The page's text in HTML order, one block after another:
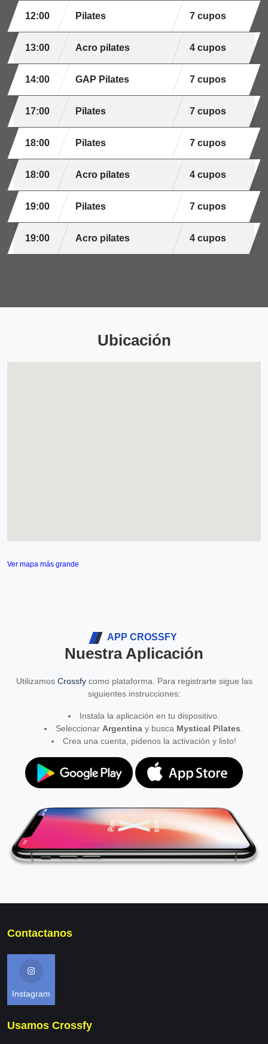
12:00 Pilates 7 cupos
13:00 Acro pilates 4 cupos
14:00 GAP Pilates 7 cupos
17:00 Pilates 7 cupos
18:00 Pilates 7 cupos
18:00 Acro pilates 4 cupos
19:00 Pilates 7 cupos
19:00 Acro pilates 4 cupos
Ubicación
Ver mapa más grande
APP CROSSFY
Nuestra Aplicación
Utilizamos Crossfycomo plataforma. Para registrarte sigue las
siguientes instrucciones:
Instala la aplicación en tu dispositivo.
Seleccionar Argentina y busca Mystical Pilates
Crea una cuenta, pidenos la activación y listo!
Contactanos
Instagram
Usamos Crossfy